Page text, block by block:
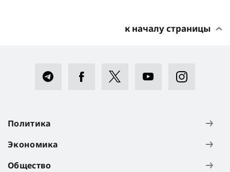
к началу страницы
Политика
Экономика
Общество